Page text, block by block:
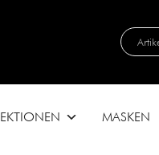
MASKEN